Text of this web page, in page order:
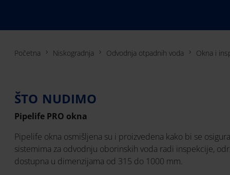
Početna Niskogradnja Odvodnja otpadnih voda Okna i
ŠTO NUDIMO
Pipelife PRO okna
Pipelife okna osmišljena su i proizvedena kako bi se
sistemima za odvodnju oborinskih voda radi inspekcije,
dostupna u dimenzijama od 315 do 1000 mm.